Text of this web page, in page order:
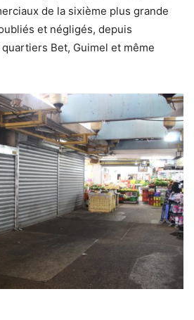
de la sixième plus grande
et négligés, depuis
Bet, Guimel et même